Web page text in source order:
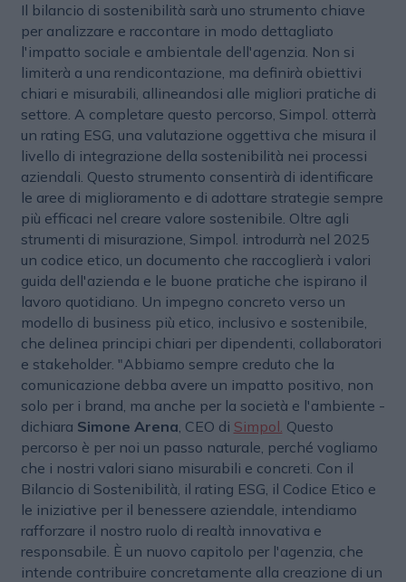
Il bilancio di sostenibilità sarà uno strumento chiave
per analizzare e raccontare in modo dettagliato
l'impatto sociale e ambientale dell'agenzia. Non si
limiterà a una rendicontazione, ma definirà obiettivi
chiari e misurabili, allineandosi alle migliori pratiche di
settore. A completare questo percorso, Simpol. otterrà
un rating ESG, una valutazione oggettiva che misura il
livello di integrazione della sostenibilità nei processi
aziendali. Questo strumento consentirà di identificare
le aree di miglioramento e di adottare strategie sempre
più efficaci nel creare valore sostenibile. Oltre agli
strumenti di misurazione, Simpol. introdurrà nel 2025
un codice etico, un documento che raccoglierà i valori
guida dell'azienda e le buone pratiche che ispirano il
lavoro quotidiano. Un impegno concreto verso un
modello di business più etico, inclusivo e sostenibile,
che delinea principi chiari per dipendenti, collaboratori
e stakeholder. "Abbiamo sempre creduto che la
comunicazione debba avere un impatto positivo, non
solo per i brand, ma anche per la società e l'ambiente -
dichiara Simone Arena, CEO di Simpol. Questo
percorso è per noi un passo naturale, perché vogliamo
che i nostri valori siano misurabili e concreti. Con il
Bilancio di Sostenibilità, il rating ESG, il Codice Etico e
le iniziative per il benessere aziendale, intendiamo
rafforzare il nostro ruolo di realtà innovativa e
responsabile. È un nuovo capitolo per l'agenzia, che
intende contribuire concretamente alla creazione di un